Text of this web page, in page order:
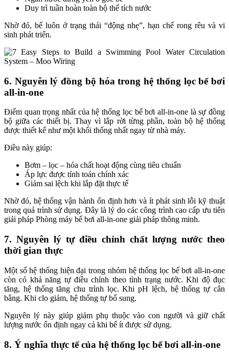
Duy trì tuần hoàn toàn bộ thể tích nước
Nhờ đó, bể luôn ở trạng thái “động nhẹ”, hạn chế rong rêu và vi
sinh phát triển.
6. Nguyên lý đồng bộ hóa trong hệ thống lọc bể bơi
all-in-one
Điểm quan trọng nhất của hệ thống lọc bể bơi all-in-one là sự đồng
bộ giữa các thiết bị. Thay vì lắp rời từng phần, toàn bộ hệ thống
được thiết kế như một khối thống nhất ngay từ nhà máy.
Điều này giúp:
Bơm – lọc – hóa chất hoạt động cùng tiêu chuẩn
Áp lực được tính toán chính xác
Giảm sai lệch khi lắp đặt thực tế
Nhờ đó, hệ thống vận hành ổn định hơn và ít phát sinh lỗi kỹ thuật
trong quá trình sử dụng. Đây là lý do các công trình cao cấp ưu tiên
giải pháp Phòng máy bể bơi all-in-one giải pháp thông minh.
7. Nguyên lý tự điều chỉnh chất lượng nước theo
thời gian thực
Một số hệ thống hiện đại trong nhóm hệ thống lọc bể bơi all-in-one
còn có khả năng tự điều chỉnh theo tình trạng nước. Khi độ đục
tăng, hệ thống tăng chu trình lọc. Khi pH lệch, hệ thống tự cân
bằng. Khi clo giảm, hệ thống tự bổ sung.
Nguyên lý này giúp giảm phụ thuộc vào con người và giữ chất
lượng nước ổn định ngay cả khi bể ít được sử dụng.
8. Ý nghĩa thực tế của hệ thống lọc bể bơi all-in-one